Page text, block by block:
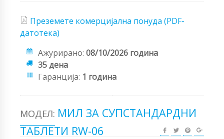
Преземете комерцијална понуда (PDF-
датотека)
Ажурирано: 08/10/2026 година
35 дена
Гаранција: 1 година
МОДЕЛ: МИЛ ЗА СУПСТАНДАРДНИ
ТАБЛЕТИ RW-06